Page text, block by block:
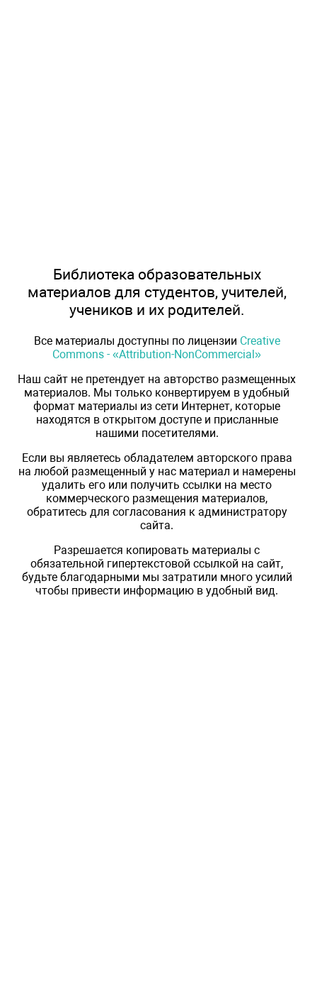
Библиотека образовательных
материалов для студентов, учителей,
учеников и их родителей.
Все материалы доступны по лицензии Creative
Commons - «Attribution-NonCommercial»
Наш сайт не претендует на авторство размещенных
материалов. Мы только конвертируем в удобный
формат материалы из сети Интернет, которые
находятся в открытом доступе и присланные
нашими посетителями.
Если вы являетесь обладателем авторского права
на любой размещенный у нас материал и намерены
удалить его или получить ссылки на место
коммерческого размещения материалов,
обратитесь для согласования к администратору
сайта.
Разрешается копировать материалы с
обязательной гипертекстовой ссылкой на сайт,
будьте благодарными мы затратили много усилий
чтобы привести информацию в удобный вид.